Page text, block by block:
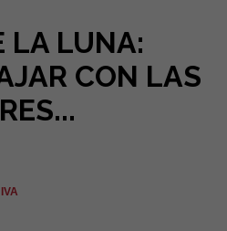
LA LUNA:
CON LAS